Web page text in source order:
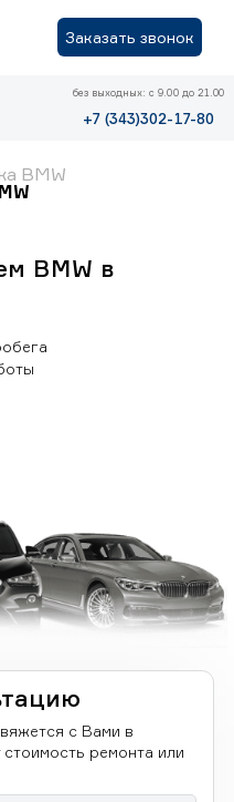
Заказать звонок
без выходных: с 9.00 до 21.00
+7 (343)302-17-80
BMW
BMW в
с Вами в
стоимость ремонта или